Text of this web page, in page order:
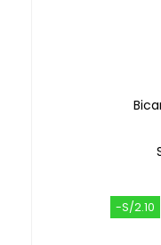
-S/2.10